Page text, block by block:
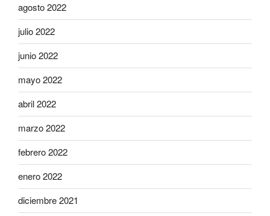
agosto 2022
julio 2022
junio 2022
mayo 2022
abril 2022
marzo 2022
febrero 2022
enero 2022
diciembre 2021